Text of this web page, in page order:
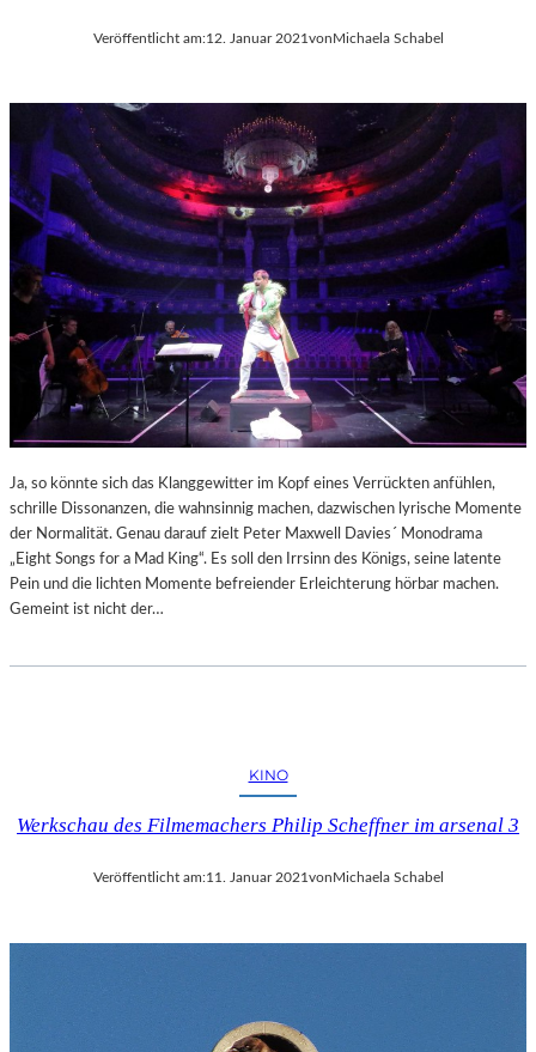
Veröffentlicht am:12. Januar 2021vonMichaela Schabel
Ja, so könnte sich das Klanggewitter im Kopf eines Verrückten anfühlen,
schrille Dissonanzen, die wahnsinnig machen, dazwischen lyrische Momente
der Normalität. Genau darauf zielt Peter Maxwell Davies´ Monodrama
„Eight Songs for a Mad King“. Es soll den Irrsinn des Königs, seine latente
Pein und die lichten Momente befreiender Erleichterung hörbar machen.
Gemeint ist nicht der…
KINO
Werkschau des Filmemachers Philip Scheffner im arsenal 3
Veröffentlicht am:11. Januar 2021von Michaela Schabel